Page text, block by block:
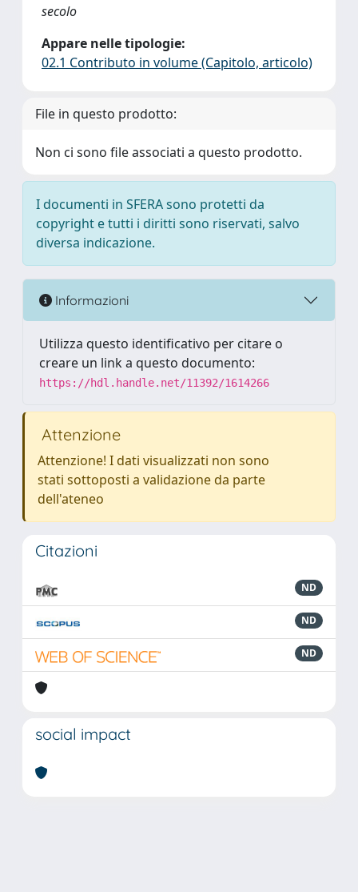
secolo
Appare nelle tipologie:
02.1 Contributo in volume (Capitolo, articolo)
File in questo prodotto:
Non ci sono file associati a questo prodotto.
I documenti in SFERA sono protetti da
copyright e tutti i diritti sono riservati, salvo
diversa indicazione.
Informazioni
Utilizza questo identificativo per citare o
creare un link a questo documento:
https://hdl.handle.net/11392/1614266
Attenzione
Attenzione! I dati visualizzati non sono
stati sottoposti a validazione da parte
dell'ateneo
Citazioni
ND
ND
ND
social impact